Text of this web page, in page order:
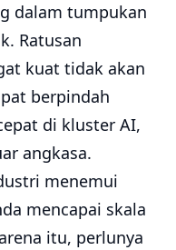
dalam tumpukan
Ratusan
kuat tidak akan
berpindah
di kluster AI,
angkasa.
menemui
mencapai skala
itu, perlunya